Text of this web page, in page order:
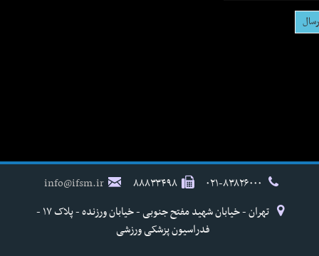
۸۸۸۳۳۴۹۸
info@ifsm.ir
تهران - خیابان شهید مفتح جنوبی - خیابان ورزنده - پلاک ۱۷ -
فدراسیون پزشکی ورزشی